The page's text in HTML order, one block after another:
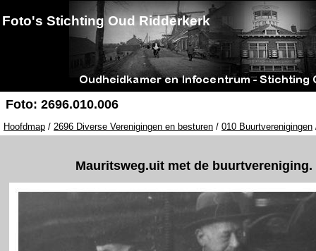
Foto's Stichting Oud Ridderkerk
Foto: 2696.010.006
Hoofdmap / 2696 Diverse Verenigingen en besturen / 010 Buurtverenigingen
Mauritsweg.uit met de buurtvereniging.